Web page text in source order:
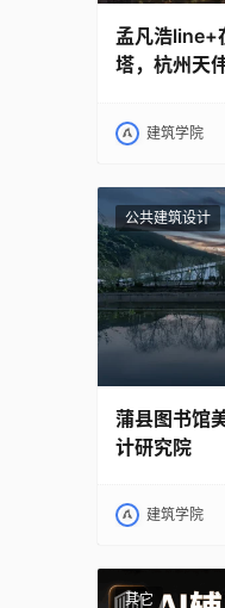
孟凡浩line+
塔，杭州天
建筑学院
公共建筑设计
蒲县图书馆
计研究院
建筑学院
其它